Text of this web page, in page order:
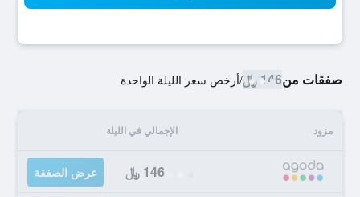
صفقات من146 ﷼ /أرخص سعر الليلة الواحدة
مزود الإجمالي في الليلة
146 ﷼ عرض الصفقة